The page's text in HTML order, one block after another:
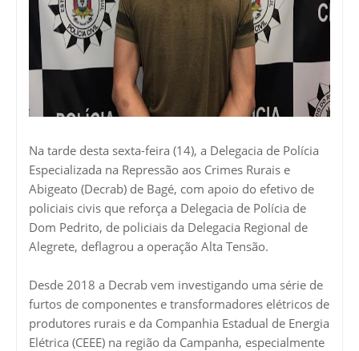
Na tarde desta sexta-feira (14), a Delegacia de Polícia
Especializada na Repressão aos Crimes Rurais e
Abigeato (Decrab) de Bagé, com apoio do efetivo de
policiais civis que reforça a Delegacia de Polícia de
Dom Pedrito, de policiais da Delegacia Regional de
Alegrete, deflagrou a operação Alta Tensão.
Desde 2018 a Decrab vem investigando uma série de
furtos de componentes e transformadores elétricos de
produtores rurais e da Companhia Estadual de Energia
Elétrica (CEEE) na região da Campanha, especialmente